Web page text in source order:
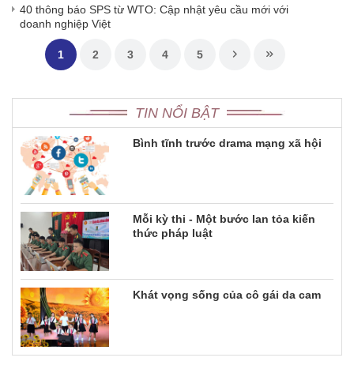
40 thông báo SPS từ WTO: Cập nhật yêu cầu mới với
doanh nghiệp Việt
1 2 3 4 5
TIN NỔI BẬT
Bình tĩnh trước drama mạng xã hội
Mỗi kỳ thi - Một bước lan tỏa kiến
thức pháp luật
Khát vọng sống của cô gái da cam